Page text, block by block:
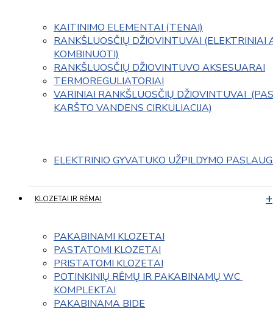
KAITINIMO ELEMENTAI (TENAI)
RANKŠLUOSČIŲ DŽIOVINTUVAI (ELEKTRINIAI
KOMBINUOTI)
RANKŠLUOSČIŲ DŽIOVINTUVO AKSESUARAI
TERMOREGULIATORIAI
VARINIAI RANKŠLUOSČIŲ DŽIOVINTUVAI
KARŠTO VANDENS CIRKULIACIJA)
ELEKTRINIO GYVATUKO UŽPILDYMO
KLOZETAI IR RĖMAI
PAKABINAMI KLOZETAI
PASTATOMI KLOZETAI
PRISTATOMI KLOZETAI
POTINKINIŲ RĖMŲ IR PAKABINAMŲ WC
KOMPLEKTAI
PAKABINAMA BIDE